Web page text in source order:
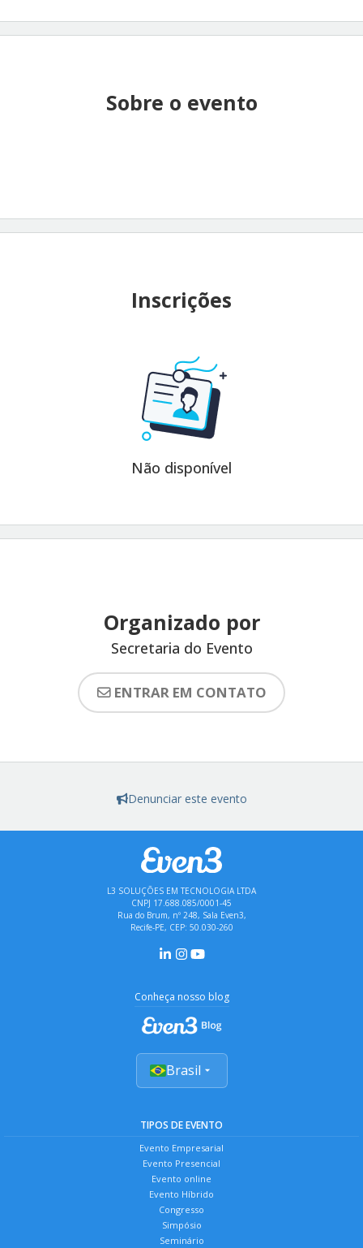
Sobre o evento
Inscrições
Não disponível
Organizado por
Secretaria do Evento
ENTRAR EM CONTATO
Denunciar este evento
L3 SOLUÇÕES EM TECNOLOGIA LTDA
CNPJ 17.688.085/0001-45
Rua do Brum, nº 248, Sala Even3,
Recife-PE, CEP: 50.030-260
Conheça nosso blog
Brasil
TIPOS DE EVENTO
Evento Empresarial
Evento Presencial
Evento online
Evento Híbrido
Congresso
Simpósio
Seminário